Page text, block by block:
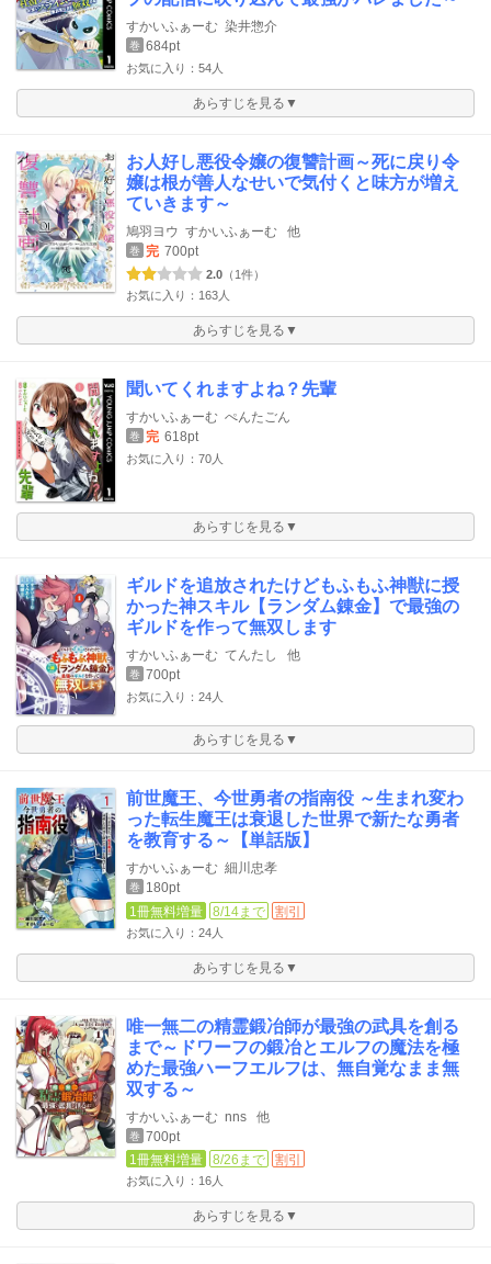
すかいふぁーむ 染井惣介
巻 684pt
お気に入り：54人
あらすじを見る▼
お人好し悪役令嬢の復讐計画～死に戻り令
嬢は根が善人なせいで気付くと味方が増え
ていきます～
鳩羽ヨウ すかいふぁーむ 他
巻 完 700pt
2.0 （1件）
お気に入り：163人
あらすじを見る▼
聞いてくれますよね？先輩
すかいふぁーむ ぺんたごん
巻 完 618pt
お気に入り：70人
あらすじを見る▼
ギルドを追放されたけどもふもふ神獣に授
かった神スキル【ランダム錬金】で最強の
ギルドを作って無双します
すかいふぁーむ てんたし 他
巻 700pt
お気に入り：24人
あらすじを見る▼
前世魔王、今世勇者の指南役 ～生まれ変わ
った転生魔王は衰退した世界で新たな勇者
を教育する～【単話版】
すかいふぁーむ 細川忠孝
巻
180pt
1冊無料増量
8/14まで 割引
お気に入り：24人
あらすじを見る▼
唯一無二の精霊鍛冶師が最強の武具を創る
まで～ドワーフの鍛冶とエルフの魔法を極
めた最強ハーフエルフは、無自覚なまま無
双する～
すかいふぁーむ nns 他
巻 700pt
1冊無料増量
8/26まで 割引
お気に入り：16人
あらすじを見る▼